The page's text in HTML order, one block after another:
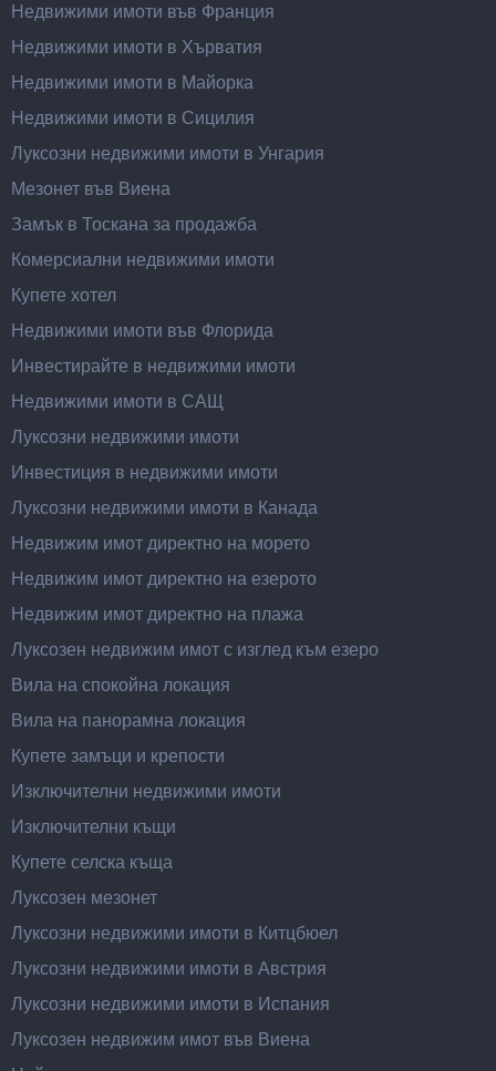
Недвижими имоти във Франция
Недвижими имоти в Хърватия
Недвижими имоти в Майорка
Недвижими имоти в Сицилия
Луксозни недвижими имоти в Унгария
Мезонет във Виена
Замък в Тоскана за продажба
Комерсиални недвижими имоти
Купете хотел
Недвижими имоти във Флорида
Инвестирайте в недвижими имоти
Недвижими имоти в САЩ
Луксозни недвижими имоти
Инвестиция в недвижими имоти
Луксозни недвижими имоти в Канада
Недвижим имот директно на морето
Недвижим имот директно на езерото
Недвижим имот директно на плажа
Луксозен недвижим имот с изглед към езеро
Вила на спокойна локация
Вила на панорамна локация
Купете замъци и крепости
Изключителни недвижими имоти
Изключителни къщи
Купете селска къща
Луксозен мезонет
Луксозни недвижими имоти в Китцбюел
Луксозни недвижими имоти в Австрия
Луксозни недвижими имоти в Испания
Луксозен недвижим имот във Виена